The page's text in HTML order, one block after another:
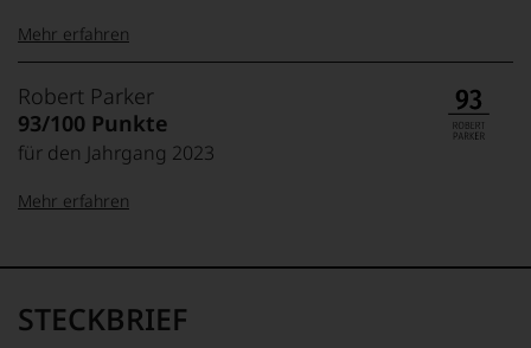
99–100 Punkte:
95–98 Punkte:
85–89 Punkte:
Tesdorpf
Der
Name
Tesdorpf
für
für
edlen
Mehr erfahren
Robert Parker
93/100 Punkte
für den Jahrgang 2023
Parker
Ganz
ohne
Mehr erfahren
STECKBRIEF